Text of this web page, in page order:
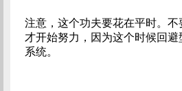
注意，这个功夫要花在平时。
才开始努力，因为这个时候回
系统。